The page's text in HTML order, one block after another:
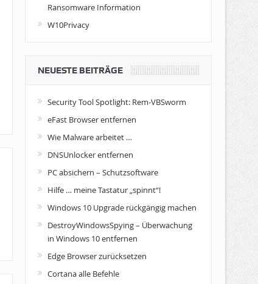
Ransomware Information
W10Privacy
NEUESTE BEITRÄGE
Security Tool Spotlight: Rem-VBSworm
eFast Browser entfernen
Wie Malware arbeitet …
DNSUnlocker entfernen
PC absichern – Schutzsoftware
Hilfe … meine Tastatur „spinnt“!
Windows 10 Upgrade rückgängig machen
DestroyWindowsSpying – Überwachung
in Windows 10 entfernen
Edge Browser zurücksetzen
Cortana alle Befehle